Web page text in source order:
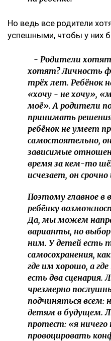
Но ведь все родители
успешными, чтобы у них
- Родители
хотят? Личность
трёх лет. Ребёнок
«хочу - не хочу»,
моё». А родители
принимать
ребёнок не умеет
самостоятельно,
зависимые
время за кем-то
исчезает, он
Поэтому главное в
ребёнку
Да, мы можем
варианты, но
ним. У детей есть
самосохранения,
где им хорошо, а
есть два сценария.
чрезмерно
подчиняться всем:
детям в будущем.
протест: «я ничего
провоцировать